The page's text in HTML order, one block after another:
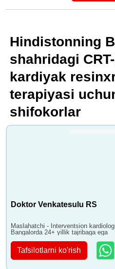
Hindistonning
shahridagi
kardiyak
terapiyasi
shifokorlar
Doktor Venkatesulu RS
Maslahatchi - Interventsion
Bangalorda 24+ yillik tajribaga ega
Tafsilotlarni ko'rish